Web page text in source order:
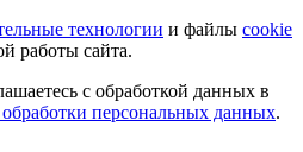
технологии и файлы cookie
работы сайта.
с обработкой данных в
персональных данных.